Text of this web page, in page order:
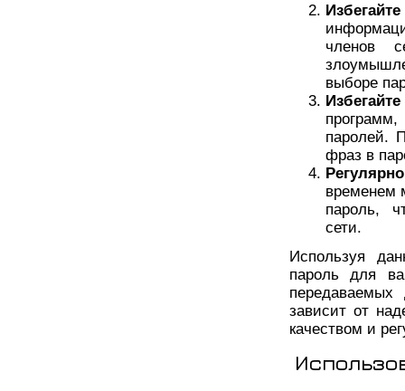
членов
выборе
паролей.
фраз в
временем
пароль,
сети.
Используя
пароль для
зависит от
качеством и